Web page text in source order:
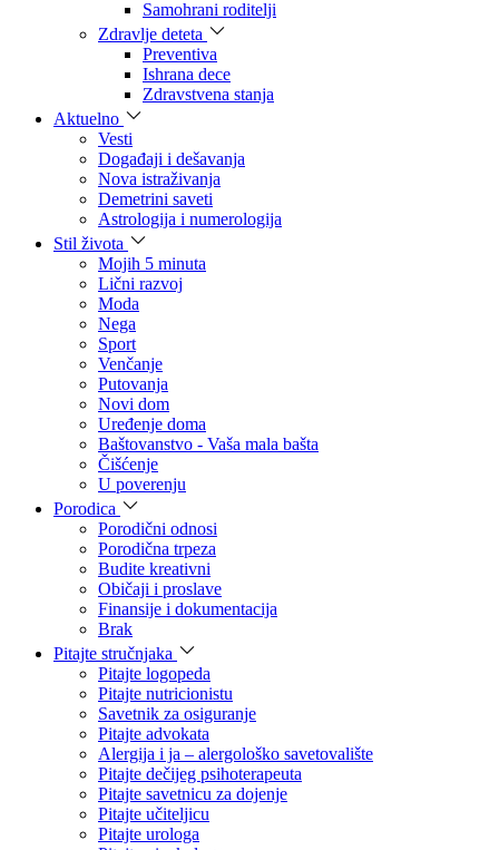
Samohrani roditelji
Zdravlje deteta
Preventiva
Ishrana dece
Zdravstvena stanja
Aktuelno
Vesti
Događaji i dešavanja
Nova istraživanja
Demetrini saveti
Astrologija i numerologija
Stil života
Mojih 5 minuta
Lični razvoj
Moda
Nega
Sport
Venčanje
Putovanja
Novi dom
Uređenje doma
Baštovanstvo - Vaša mala bašta
Čišćenje
U poverenju
Porodica
Porodični odnosi
Porodična trpeza
Budite kreativni
Običaji i proslave
Finansije i dokumentacija
Brak
Pitajte stručnjaka
Pitajte logopeda
Pitajte nutricionistu
Savetnik za osiguranje
Pitajte advokata
Alergija i ja – alergološko savetovalište
Pitajte dečijeg psihoterapeuta
Pitajte savetnicu za dojenje
Pitajte učiteljicu
Pitajte urologa